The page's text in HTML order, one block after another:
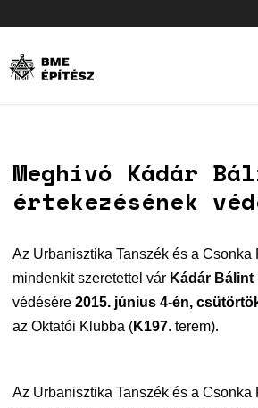
Meghívó Kádár
értekezésének
Az Urbanisztika Tanszék és a Csonka
mindenkit szeretettel vár Kádár Bálint
védésére 2015. június 4-én,
az Oktatói Klubba (K197. terem).
Az Urbanisztika Tanszék és a Csonka